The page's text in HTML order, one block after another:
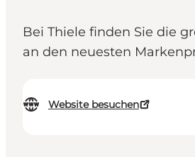
Bei Thiele finden Sie die
an den neuesten
Website besuchen